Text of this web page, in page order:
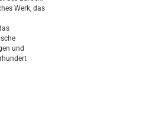
Werk, das
und